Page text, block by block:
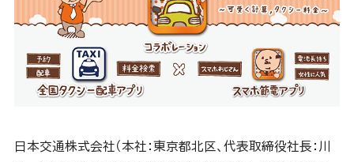
日本交通株式会社（本社：東京都北区、代表取締役社長：川